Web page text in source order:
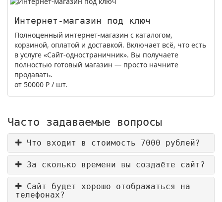
Интернет-магазин под ключ
Полноценный интернет-магазин с каталогом,
корзиной, оплатой и доставкой. Включает всё, что есть
в услуге «Сайт-одностраничник». Вы получаете
полностью готовый магазин — просто начните
продавать.
от 50000 ₽ / шт.
Часто задаваемые вопросы
Что входит в стоимость 7000 рублей?
За сколько времени вы создаёте сайт?
Сайт будет хорошо отображаться на
телефонах?